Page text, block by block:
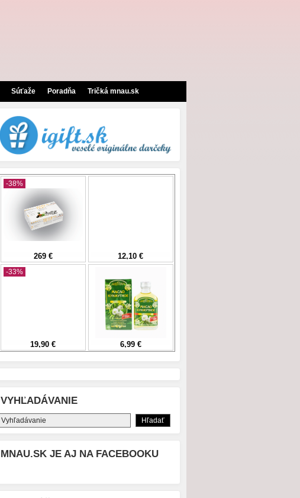
Súťaže Poradňa Tričká mnau.sk
VYHĽADÁVANIE
MNAU.SK JE AJ NA FACEBOOKU